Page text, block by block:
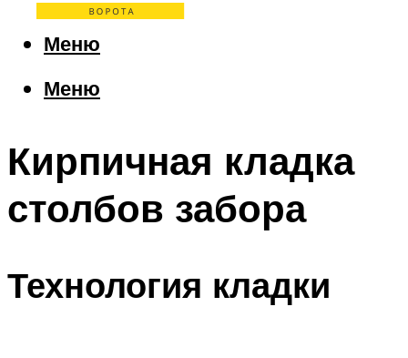
Меню
Меню
Кирпичная кладка
столбов забора
Технология кладки